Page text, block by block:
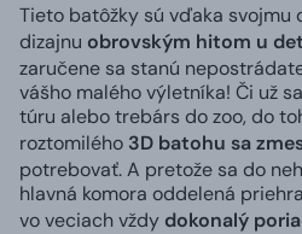
Tieto batôžky sú vďaka svojmu
dizajnu obrovským hitom u
zaručene sa stanú
vášho malého výletníka! Či už
túru alebo trebárs do zoo, do
roztomilého 3D batohu sa
potrebovať. A pretože sa do
hlavná komora oddelená
vo veciach vždy dokonalý